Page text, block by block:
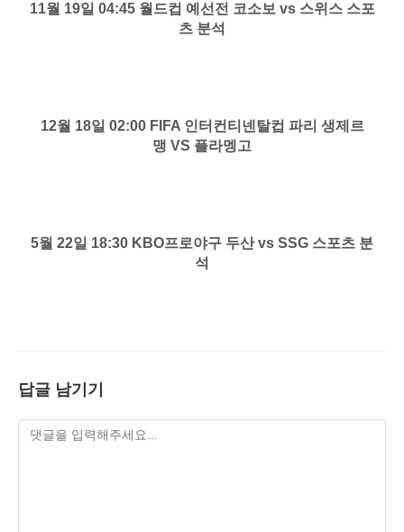
11월 19일 04:45 월드컵 예선전 코소보 vs 스위스 스포
츠 분석
12월 18일 02:00 FIFA 인터컨티넨탈컵 파리 생제르
맹 VS 플라멩고
5월 22일 18:30 KBO프로야구 두산 vs SSG 스포츠 분
석
답글 남기기